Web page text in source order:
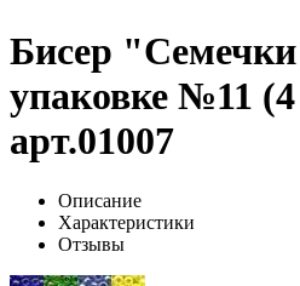
Бисер
упаковке №11
арт.01007
Описание
Характеристики
Отзывы